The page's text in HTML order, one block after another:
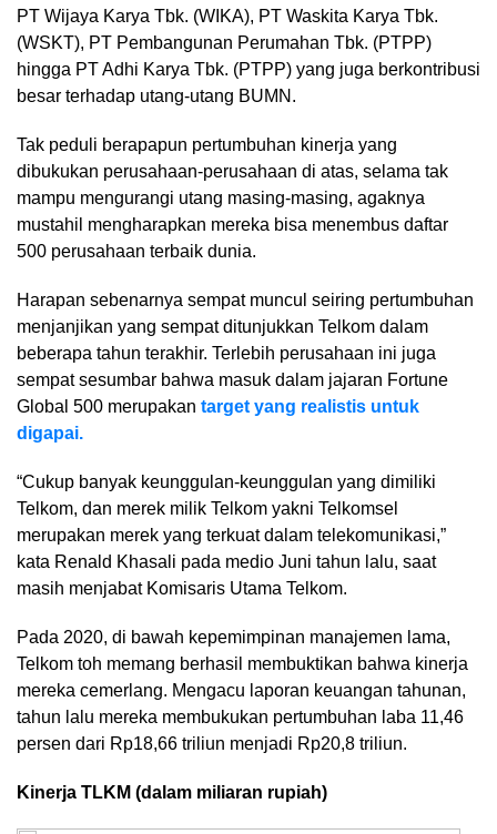
PT Wijaya Karya Tbk. (WIKA), PT Waskita Karya Tbk.
(WSKT), PT Pembangunan Perumahan Tbk. (PTPP)
hingga PT Adhi Karya Tbk. (PTPP) yang juga berkontribusi
besar terhadap utang-utang BUMN.
Tak peduli berapapun pertumbuhan kinerja yang
dibukukan perusahaan-perusahaan di atas, selama tak
mampu mengurangi utang masing-masing, agaknya
mustahil mengharapkan mereka bisa menembus daftar
500 perusahaan terbaik dunia.
Harapan sebenarnya sempat muncul seiring pertumbuhan
menjanjikan yang sempat ditunjukkan Telkom dalam
beberapa tahun terakhir. Terlebih perusahaan ini juga
sempat sesumbar bahwa masuk dalam jajaran Fortune
Global 500 merupakan target yang realistis untuk
digapai.
“Cukup banyak keunggulan-keunggulan yang dimiliki
Telkom, dan merek milik Telkom yakni Telkomsel
merupakan merek yang terkuat dalam telekomunikasi,”
kata Renald Khasali pada medio Juni tahun lalu, saat
masih menjabat Komisaris Utama Telkom.
Pada 2020, di bawah kepemimpinan manajemen lama,
Telkom toh memang berhasil membuktikan bahwa kinerja
mereka cemerlang. Mengacu laporan keuangan tahunan,
tahun lalu mereka membukukan pertumbuhan laba 11,46
persen dari Rp18,66 triliun menjadi Rp20,8 triliun.
Kinerja TLKM (dalam miliaran rupiah)